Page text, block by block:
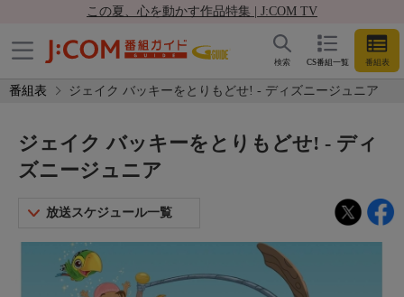
この夏、心を動かす作品特集 | J:COM TV
CS番組一覧 番組表
検索
番組表 ジェイク バッキーをとりもどせ! - ディズニージュニア
ジェイク バッキーをとりもどせ! - ディ
ズニージュニア
放送スケジュール一覧